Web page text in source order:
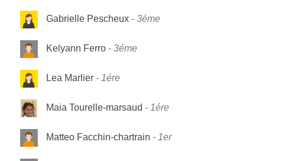
Gabrielle Pescheux 3éme
Kelyann Ferro 3éme
Lea Marlier 1ére
Maia Tourelle-marsaud 1ére
Matteo Facchin-chartrain 1er